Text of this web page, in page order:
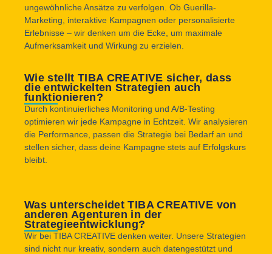
ungewöhnliche Ansätze zu verfolgen. Ob Guerilla-
Marketing, interaktive Kampagnen oder personalisierte
Erlebnisse – wir denken um die Ecke, um maximale
Aufmerksamkeit und Wirkung zu erzielen.
Wie stellt TIBA CREATIVE sicher, dass
die entwickelten Strategien auch
funktionieren?
Durch kontinuierliches Monitoring und A/B-Testing
optimieren wir jede Kampagne in Echtzeit. Wir analysieren
die Performance, passen die Strategie bei Bedarf an und
stellen sicher, dass deine Kampagne stets auf Erfolgskurs
bleibt.
Was unterscheidet TIBA CREATIVE von
anderen Agenturen in der
Strategieentwicklung?
Wir bei TIBA CREATIVE denken weiter. Unsere Strategien
sind nicht nur kreativ, sondern auch datengestützt und